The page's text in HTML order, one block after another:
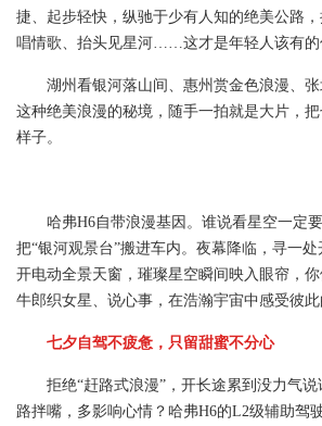
捷、起步轻快，纵驰于少有人知的绝美公路，
唱情歌、抬头见星河……这才是年轻人该有的
湖州看银河落山间、惠州赏金色浪漫、
这种绝美浪漫的秘境，随手一拍就是大片，
样子。
哈弗H6自带浪漫基因。谁说看星空一定
把“银河观景台”搬进车内。夜幕降临，寻一
开电动全景天窗，璀璨星空瞬间映入眼帘，
牛郎织女星、说心事，在浩瀚宇宙中感受彼此
七夕自驾不疲惫，只留甜蜜不分心
拒绝“赶路式浪漫”，开长途累到没力气
路拌嘴，多影响心情？哈弗H6的L2级辅助驾